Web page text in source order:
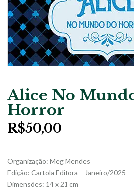
Alice No
Horror
R$50,00
Organização: Meg Mendes
Edição: Cartola Editora – Janeiro/2025
Dimensões: 14 x 21 cm